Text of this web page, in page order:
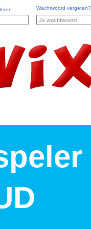
Wachtwoord vergeten?